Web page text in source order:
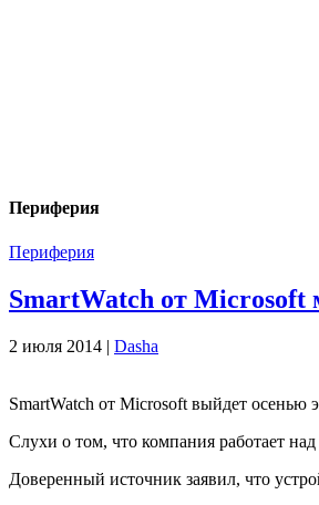
Периферия
Периферия
SmartWatch от Microsoft
2 июля 2014 | Dasha
SmartWatch от Microsoft выйдет осенью
Слухи о том, что компания работает
Доверенный источник заявил, что